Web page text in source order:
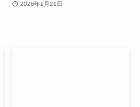
2026年1月21日